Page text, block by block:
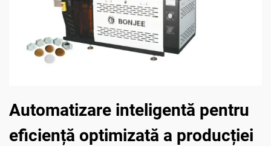
Automatizare inteligentă pentru
eficiență optimizată a producției